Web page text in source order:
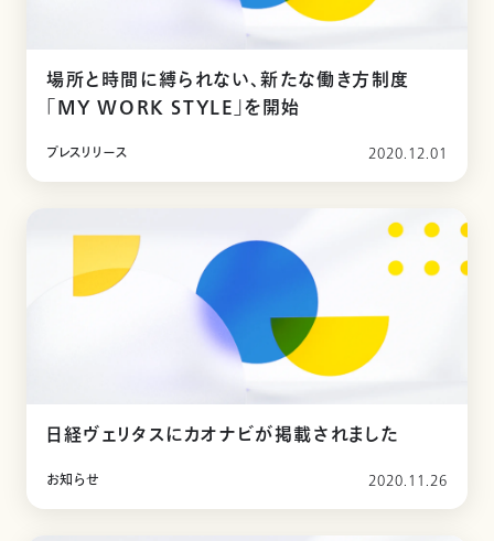
場所と時間に縛られない、新たな働き方制度
「MY WORK STYLE」を開始
プレスリリース 2020.12.01
日経ヴェリタスにカオナビが掲載されました
お知らせ 2020.11.26